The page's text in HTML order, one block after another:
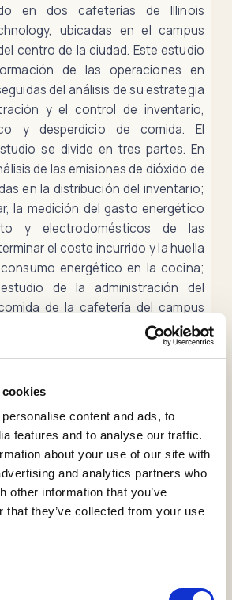
content and ads, to
features and to analyse our traffic.
about your use of our site with
and analytics partners who
other information that you’ve
that they’ve collected from your use
en dos cafeterías de Illinois
ubicadas en el campus
centro de la ciudad. Este estudio
de las operaciones en
del análisis de su estrategia
y el control de inventario,
y desperdicio de comida. El
se divide en tres partes. En
de las emisiones de dióxido de
en la distribución del inventario;
la medición del gasto energético
y electrodomésticos de las
el coste incurrido y la huella
energético en la cocina;
de la administración del
de la cafetería del campus
de una estrategia para dar
Este proyecto tiene como
la cadena de suministro de
y administración de los
de la cadena de suministro
de: (I) comprender el patrón
y la huella de carbono
la gestión del inventario
ventas, y (III) la criticidad de la
social.
is developed within the food